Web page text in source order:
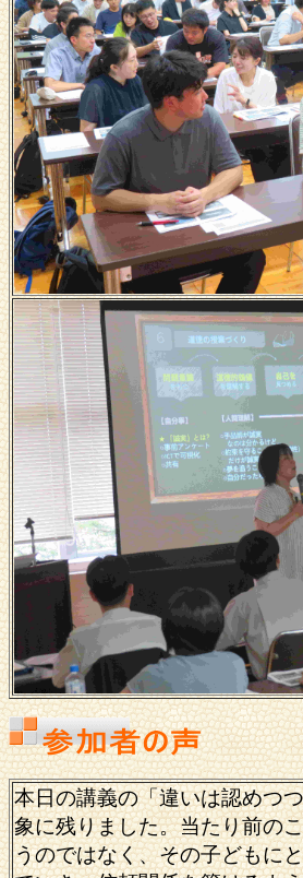
本日の講義の「違いは認めつ
象に残りました。当たり前の
うのではなく、その子どもに